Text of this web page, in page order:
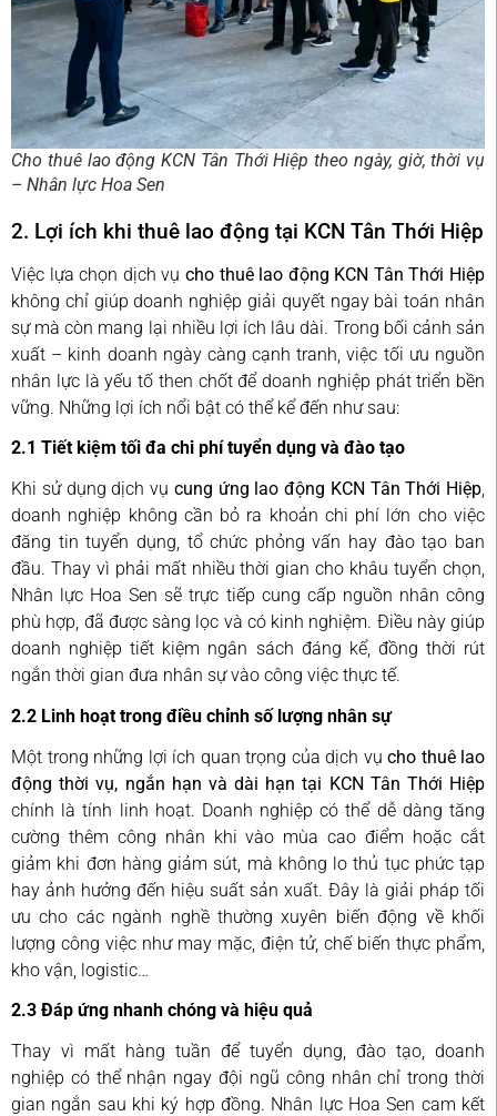
Cho thuê lao động KCN Tân Thới Hiệp theo ngày, giờ, thời vụ
– Nhân lực Hoa Sen
2. Lợi ích khi thuê lao động tại KCN Tân Thới Hiệp
Việc lựa chọn dịch vụ cho thuê lao động KCN Tân Thới Hiệp
không chỉ giúp doanh nghiệp giải quyết ngay bài toán nhân
sự mà còn mang lại nhiều lợi ích lâu dài. Trong bối cảnh sản
xuất – kinh doanh ngày càng cạnh tranh, việc tối ưu nguồn
nhân lực là yếu tố then chốt để doanh nghiệp phát triển bền
vững. Những lợi ích nổi bật có thể kể đến như sau:
2.1 Tiết kiệm tối đa chi phí tuyển dụng và đào tạo
Khi sử dụng dịch vụ cung ứng lao động KCN Tân Thới Hiệp,
doanh nghiệp không cần bỏ ra khoản chi phí lớn cho việc
đăng tin tuyển dụng, tổ chức phỏng vấn hay đào tạo ban
đầu. Thay vì phải mất nhiều thời gian cho khâu tuyển chọn,
Nhân lực Hoa Sen sẽ trực tiếp cung cấp nguồn nhân công
phù hợp, đã được sàng lọc và có kinh nghiệm. Điều này giúp
doanh nghiệp tiết kiệm ngân sách đáng kể, đồng thời rút
ngắn thời gian đưa nhân sự vào công việc thực tế.
2.2 Linh hoạt trong điều chỉnh số lượng nhân sự
Một trong những lợi ích quan trọng của dịch vụ cho thuê lao
động thời vụ, ngắn hạn và dài hạn tại KCN Tân Thới Hiệp
chính là tính linh hoạt. Doanh nghiệp có thể dễ dàng tăng
cường thêm công nhân khi vào mùa cao điểm hoặc cắt
giảm khi đơn hàng giảm sút, mà không lo thủ tục phức tạp
hay ảnh hưởng đến hiệu suất sản xuất. Đây là giải pháp tối
ưu cho các ngành nghề thường xuyên biến động về khối
lượng công việc như may mặc, điện tử, chế biến thực phẩm,
kho vận, logistic…
2.3 Đáp ứng nhanh chóng và hiệu quả
Thay vì mất hàng tuần để tuyển dụng, đào tạo, doanh
nghiệp có thể nhận ngay đội ngũ công nhân chỉ trong thời
gian ngắn sau khi ký hợp đồng. Nhân lực Hoa Sen cam kết